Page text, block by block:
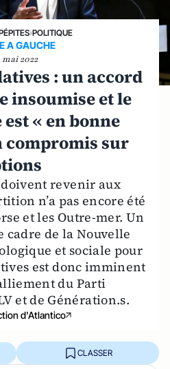
›POLITIQUE
A GAUCHE
mai 2022
: un accord
insoumise et le
« en bonne
compromis sur
revenir aux
n’a pas encore été
et les Outre-mer. Un
cadre de la Nouvelle
et sociale pour
est donc imminent
du Parti
et de Génération.s.
d'Atlantico
CLASSER